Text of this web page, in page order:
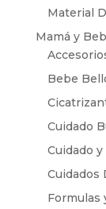
Material
Mamá y
Bebe
Cuidado
Cuidado
Cuidados
Formulas